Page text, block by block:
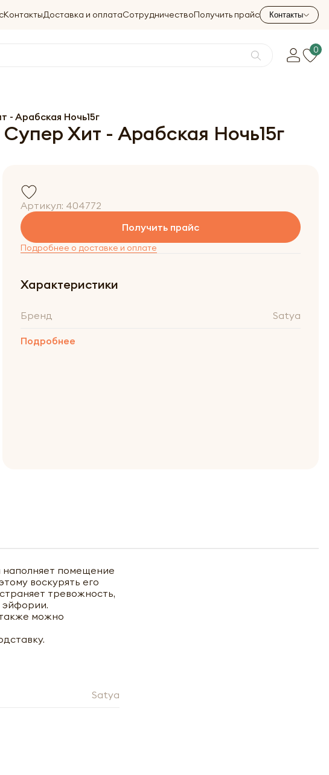
КонтактыДоставка и оплатаСотрудничествоПолучить прайс Контакты
0
- Арабская Ночь15г
Хит - Арабская Ночь15г
Артикул: 404772
Получить прайс
Подробнее о доставке и оплате
Характеристики
Бренд Satya
Подробнее
наполняет помещение
воскурять его
тревожность,
эйфории.
можно
Satya